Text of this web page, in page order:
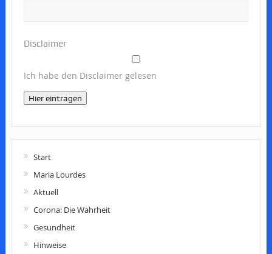
Disclaimer
Ich habe den Disclaimer gelesen
Hier eintragen
Start
Maria Lourdes
Aktuell
Corona: Die Wahrheit
Gesundheit
Hinweise